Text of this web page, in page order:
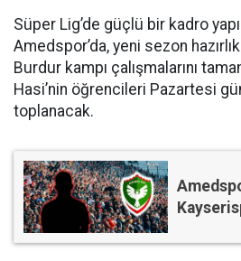
Süper Lig’de güçlü bir kadro
Amedspor’da, yeni sezon
Burdur kampı çalışmalarını
Hasi’nin öğrencileri Pazartesi
toplanacak.